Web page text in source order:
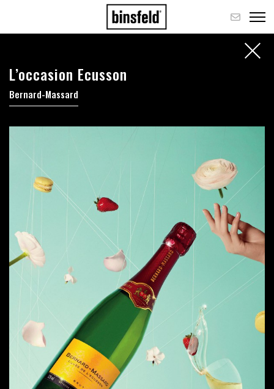
L’occasion Ecusson
Bernard-Massard